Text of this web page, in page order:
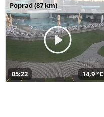
Poprad (87 km)
05:22 14,9 °C